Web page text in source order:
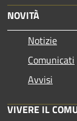
NOVITÀ
Notizie
Comunicati
Avvisi
VIVERE IL